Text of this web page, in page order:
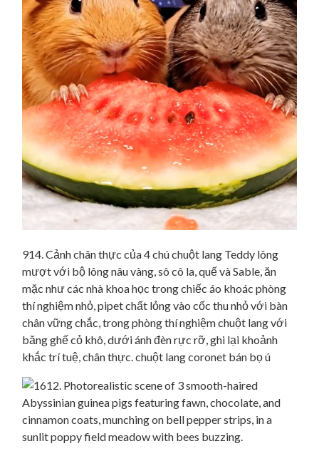
914. Cảnh chân thực của 4 chú chuột lang Teddy lông
mượt với bộ lông nâu vàng, sô cô la, quế và Sable, ăn
mặc như các nhà khoa học trong chiếc áo khoác phòng
thí nghiệm nhỏ, pipet chất lỏng vào cốc thu nhỏ với bàn
chân vững chắc, trong phòng thí nghiệm chuột lang với
băng ghế cỏ khô, dưới ánh đèn rực rỡ, ghi lại khoảnh
khắc trí tuệ, chân thực. chuột lang coronet bán bọ ú